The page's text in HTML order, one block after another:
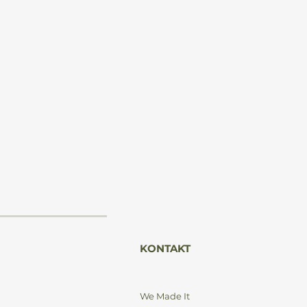
KONTAKT
We Made It